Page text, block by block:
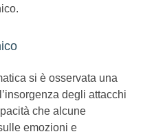
si è osservata una
degli attacchi
che alcune
emozioni e